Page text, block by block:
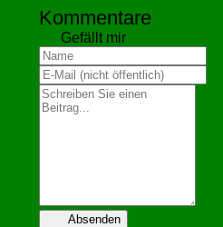
Kommentare
Gefällt mir
Absenden